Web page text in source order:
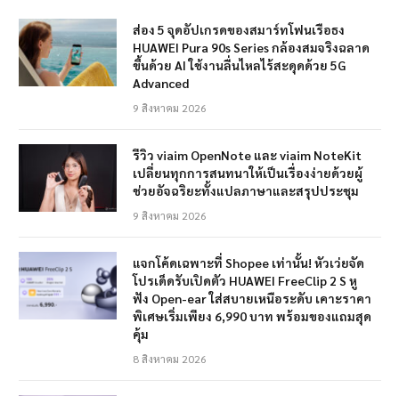
ส่อง 5 จุดอัปเกรดของสมาร์ทโฟนเรือธง
HUAWEI Pura 90s Series กล้องสมจริงฉลาด
ขึ้นด้วย AI ใช้งานลื่นไหลไร้สะดุดด้วย 5G
Advanced
9 สิงหาคม 2026
รีวิว viaim OpenNote และ viaim NoteKit
เปลี่ยนทุกการสนทนาให้เป็นเรื่องง่ายด้วยผู้
ช่วยอัจฉริยะทั้งแปลภาษาและสรุปประชุม
9 สิงหาคม 2026
แจกโค้ดเฉพาะที่ Shopee เท่านั้น! หัวเว่ยจัด
โปรเด็ดรับเปิดตัว HUAWEI FreeClip 2 S หู
ฟัง Open-ear ใส่สบายเหนือระดับ เคาะราคา
พิเศษเริ่มเพียง 6,990 บาท พร้อมของแถมสุด
คุ้ม
8 สิงหาคม 2026